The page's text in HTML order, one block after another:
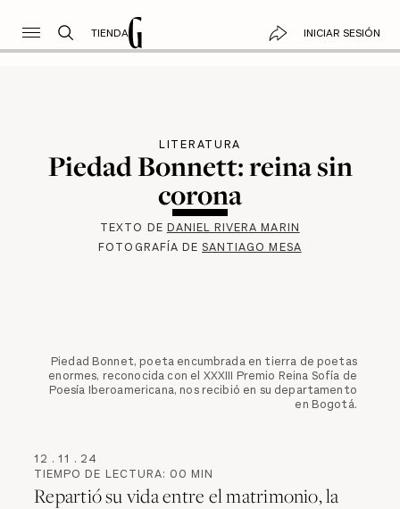
TIENDA INICIAR SESIÓN
LITERATURA
Piedad Bonnett: reina sin
corona
TEXTO DE DANIEL RIVERA MARIN
FOTOGRAFÍA DE SANTIAGO MESA
Piedad Bonnet, poeta encumbrada en tierra de poetas
enormes, reconocida con el XXXIII Premio Reina Sofía de
Poesía Iberoamericana, nos recibió en su departamento
en Bogotá.
12 . 11 . 24
TIEMPO DE LECTURA: 00 MIN
Repartió su vida entre el matrimonio, la